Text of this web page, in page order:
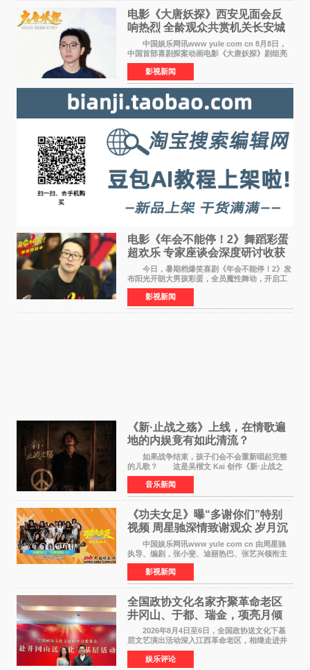
电影《大唐妖探》西安见面会反
响热烈 全龄观众共赏机关长安城
中国娱乐网讯www yule com cn 8月8日，
中国首部喜剧探案动画电影《大唐妖探》剧组亮
相西安，举办线下见面会活动。导演程腾、联合
导演黄珉、总制片人曹紫建、制片人李莹莹、领
衔声音出演雷淞然
影视新闻
电影《年会不能停！2》舞蹈彩蛋
超欢乐 专家座谈会深度研讨收获
满满
今日，暑期档爆笑喜剧《年会不能停！2》发
布阳光开朗大男孩彩蛋，全员魔性舞动，开启工
位狂欢模式。影片于昨日同步举办专家座谈会，
导演董润年、总制片人应萝佳出席现场，与一众
业内、学界专家
影视新闻
《新·止战之殇》上线，在情歌遍
地的内娱竟有如此清流？
如果战争结束，孩子们会不会重新唱起完整
的儿歌？ 这是吴楷文 Kai 创作《新·止战之
殇》时最初的想法。 从伊朗相关冲突引发的
地区局势，到世界各地仍在发生的动荡与不安，
战争从来不只
音乐新闻
《功夫女足》曝“多谢你们”特别
视频 周星驰深情致谢观众 岁月沉
淀不灭初心
中国娱乐网讯www yule com cn 由周星驰
执导、编剧，张小斐、迪丽热巴、张艺兴领衔主
演，刘嘉玲、佐藤健特别出演，艾米、雪野、蔡
思贝、胡予安、倪好特别介绍的喜剧电影《功夫
女足》释出多谢你
影视新闻
全国政协文化名家齐聚革命老区
井冈山、于都、瑞金，项亮月倾
情献唱《桃花谣》致敬红色沃土
2026年8月4日至6日，全国政协送文化下基
层文艺演出活动深入江西革命老区，相继走进井
冈山、于都长征出发地、瑞金三地。由全国政协
文化文史和学习委员会副主任、甘肃省政协原主
娱乐评论